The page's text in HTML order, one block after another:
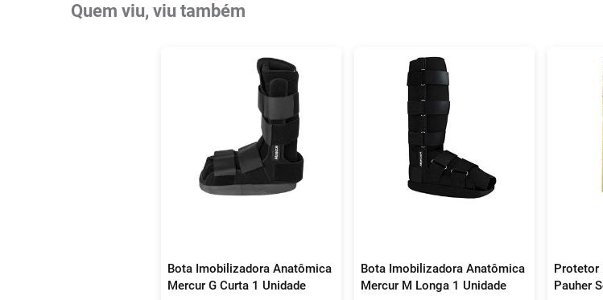
Quem viu, viu também
Bota Imobilizadora Anatômica
Mercur G Curta 1 Unidade
Bota Imobilizadora Anatômica
Mercur M Longa 1 Unidade
Protetor
Pauher